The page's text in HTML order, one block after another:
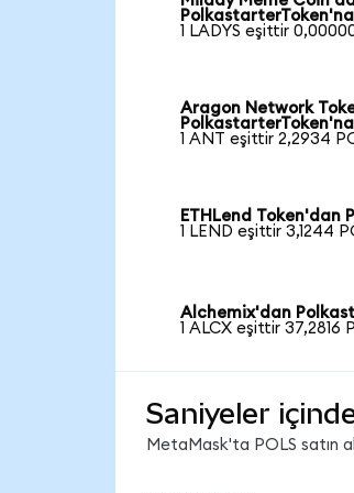
PolkastarterToken'na
1 LADYS eşittir
Aragon Network
PolkastarterToken'na
1 ANT eşittir 2,2934
ETHLend Token'dan
1 LEND eşittir 3,1244
Alchemix'dan
1 ALCX eşittir 37,2816
Saniyeler
MetaMask'ta POLS satın